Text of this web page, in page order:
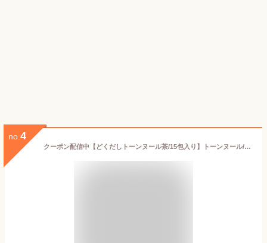
no. 4
クーポン配信中【どくだしトーンヌール茶/15包入り】トーンヌール/和漢茶/薬膳茶/健康茶/デトックス/リエイジ